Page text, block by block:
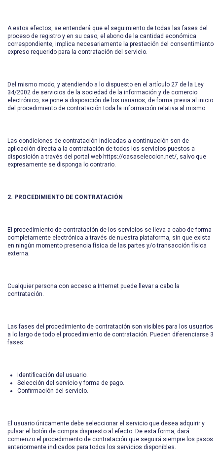
A estos efectos, se entenderá que el seguimiento de todas las fases del
proceso de registro y en su caso, el abono de la cantidad económica
correspondiente, implica necesariamente la prestación del consentimiento
expreso requerido para la contratación del servicio.
Del mismo modo, y atendiendo a lo dispuesto en el artículo 27 de la Ley
34/2002 de servicios de la sociedad de la información y de comercio
electrónico, se pone a disposición de los usuarios, de forma previa al inicio
del procedimiento de contratación toda la información relativa al mismo.
Las condiciones de contratación indicadas a continuación son de
aplicación directa a la contratación de todos los servicios puestos a
disposición a través del portal web https://casaseleccion.net/, salvo que
expresamente se disponga lo contrario.
2. PROCEDIMIENTO DE CONTRATACIÓN
El procedimiento de contratación de los servicios se lleva a cabo de forma
completamente electrónica a través de nuestra plataforma, sin que exista
en ningún momento presencia física de las partes y/o transacción física
externa.
Cualquier persona con acceso a Internet puede llevar a cabo la
contratación.
Las fases del procedimiento de contratación son visibles para los usuarios
a lo largo de todo el procedimiento de contratación. Pueden diferenciarse 3
fases:
Identificación del usuario.
Selección del servicio y forma de pago.
Confirmación del servicio.
El usuario únicamente debe seleccionar el servicio que desea adquirir y
pulsar el botón de compra dispuesto al efecto. De esta forma, dará
comienzo el procedimiento de contratación que seguirá siempre los pasos
anteriormente indicados para todos los servicios disponibles.